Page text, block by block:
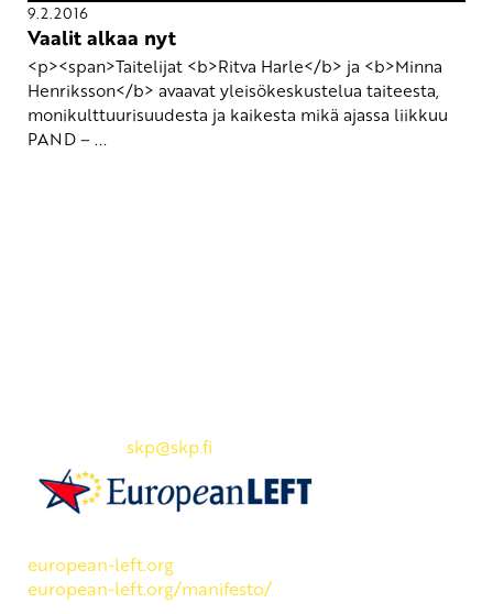
9.2.2016
Vaalit alkaa nyt
<p><span>Taitelijat <b>Ritva Harle</b> ja <b>Minna
Henriksson</b> avaavat yleisökeskustelua taiteesta,
monikulttuurisuudesta ja kaikesta mikä ajassa liikkuu
PAND – ...
skp@skp.fi
european-left.org
european-left.org/manifesto/